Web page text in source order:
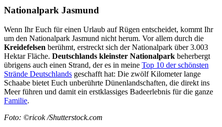
Nationalpark Jasmund
Wenn Ihr Euch für einen Urlaub auf Rügen entscheidet, kommt Ihr
um den Nationalpark Jasmund nicht herum. Vor allem durch die
Kreidefelsen berühmt, erstreckt sich der Nationalpark über 3.003
Hektar Fläche. Deutschlands kleinster Nationalpark beherbergt
übrigens auch einen Strand, der es in meine Top 10 der schönsten
Strände Deutschlands geschafft hat: Die zwölf Kilometer lange
Schaabe bietet Euch unberührte Dünenlandschaften, die direkt ins
Meer führen und damit ein erstklassiges Badeerlebnis für die ganze
Familie.
Foto: ©ricok /Shutterstock.com